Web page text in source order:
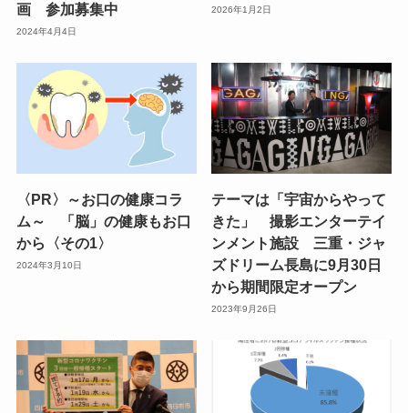
画 参加募集中
2024年4月4日
2026年1月2日
〈PR〉～お口の健康コラ
ム～ 「脳」の健康もお口
から〈その1〉
2024年3月10日
テーマは「宇宙からやって
きた」 撮影エンターテイ
ンメント施設 三重・ジャ
ズドリーム長島に9月30日
から期間限定オープン
2023年9月26日